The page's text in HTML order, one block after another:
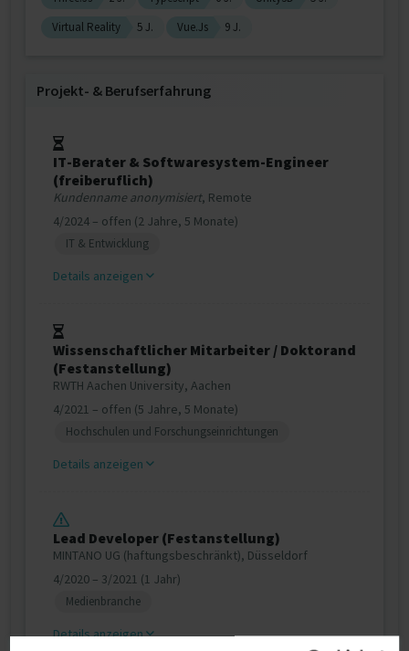
Virtual Reality
5 J. Vue.Js 9 J.
Projekt‐ & Berufserfahrung
IT-Berater & Softwaresystem-Engineer
(freiberuflich)
Kundenname anonymisiert, Remote
4/2024 – offen (2 Jahre, 5 Monate)
IT & Entwicklung
Details anzeigen
Wissenschaftlicher Mitarbeiter / Doktorand
(Festanstellung)
RWTH Aachen University, Aachen
4/2021 – offen (5 Jahre, 5 Monate)
Hochschulen und Forschungseinrichtungen
Details anzeigen
Lead Developer (Festanstellung)
MINTANO UG (haftungsbeschränkt), Düsseldorf
4/2020 – 3/2021 (1 Jahr)
Medienbranche
Details anzeigen